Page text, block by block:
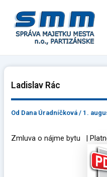
obsah
Ladislav Rác
Od Dana Úradníčková/ 1.
Zmluva o nájme bytu |